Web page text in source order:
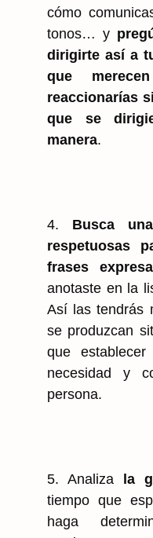
cómo
tonos… y
dirigirte así a
que
reaccionarías
que se
manera.
4. Busca
respetuosas
frases
anotaste en la
Así las tendrás
se produzcan
que
necesidad y
persona.
5. Analiza la
tiempo que
haga